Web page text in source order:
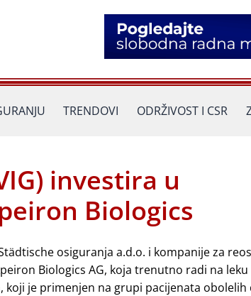
TRENDOVI ODRŽIVOST I CSR
investira u
Biologics
osiguranja a.d.o. i kompanije za
Biologics AG, koja trenutno radi na
je primenjen na grupi pacijenata obolelih